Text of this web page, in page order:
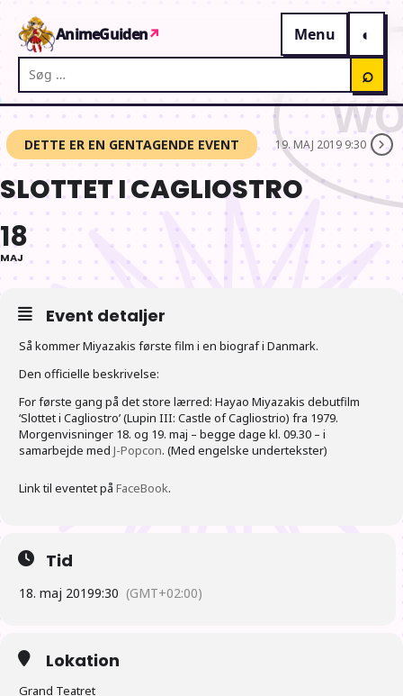
AnimeGuiden↗
Menu
Søg på AnimeGuiden
⌕
DETTE ER EN GENTAGENDE EVENT 19. MAJ 2019 9:30
SLOTTET I CAGLIOSTRO
18
MAJ
Event detaljer
Så kommer Miyazakis første film i en biograf i Danmark.
Den officielle beskrivelse:
For første gang på det store lærred: Hayao Miyazakis debutfilm
‘Slottet i Cagliostro’ (Lupin III: Castle of Cagliostrio) fra 1979.
Morgenvisninger 18. og 19. maj – begge dage kl. 09.30 – i
samarbejde med J-Popcon. (Med engelske undertekster)
Link til eventet på FaceBook.
Tid
18. maj 20199:30 (GMT+02:00)
Lokation
Grand Teatret